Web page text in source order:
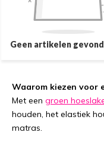
Geen artikelen
Waarom kiezen voor
Met een groen
houden, het elastiek
matras.